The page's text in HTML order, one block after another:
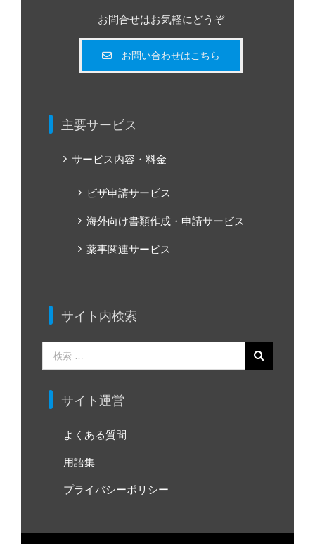
お問合せはお気軽にどうぞ
お問い合わせはこちら
主要サービス
サービス内容・料金
ビザ申請サービス
海外向け書類作成・申請サービス
薬事関連サービス
サイト内検索
索
サイト運営
よくある質問
用語集
プライバシーポリシー